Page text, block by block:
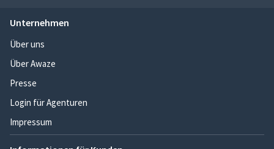
Unternehmen
Über uns
Über Awaze
Presse
Login für Agenturen
Impressum